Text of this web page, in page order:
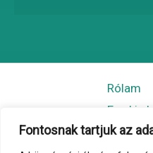
Fontosnak tartjuk az
Rólam
Egy kis
További